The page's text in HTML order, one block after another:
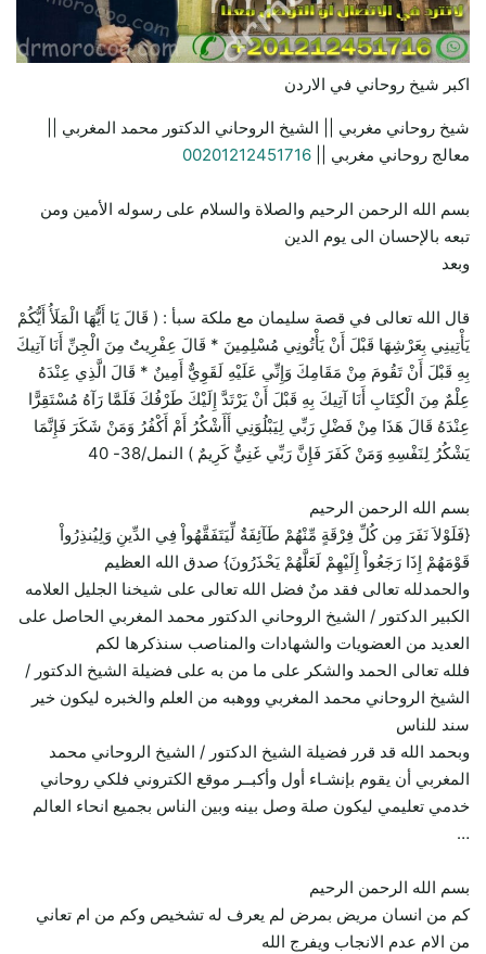
اكبر شيخ روحاني في الاردن
شيخ روحاني مغربي || الشيخ الروحاني الدكتور محمد المغربي ||
معالج روحاني مغربي || 00201212451716
بسم الله الرحمن الرحيم والصلاة والسلام على رسوله الأمين ومن
تبعه بالإحسان الى يوم الدين
وبعد
قال الله تعالى في قصة سليمان مع ملكة سبأ : ( قَالَ يَا أَيُّهَا الْمَلَأُ أَيُّكُمْ
يَأْتِينِي بِعَرْشِهَا قَبْلَ أَنْ يَأْتُونِي مُسْلِمِينَ * قَالَ عِفْرِيتٌ مِنَ الْجِنِّ أَنَا آتِيكَ
بِهِ قَبْلَ أَنْ تَقُومَ مِنْ مَقَامِكَ وَإِنِّي عَلَيْهِ لَقَوِيٌّ أَمِينٌ * قَالَ الَّذِي عِنْدَهُ
عِلْمٌ مِنَ الْكِتَابِ أَنَا آتِيكَ بِهِ قَبْلَ أَنْ يَرْتَدَّ إِلَيْكَ طَرْفُكَ فَلَمَّا رَآهُ مُسْتَقِرًّا
عِنْدَهُ قَالَ هَذَا مِنْ فَضْلِ رَبِّي لِيَبْلُوَنِي أَأَشْكُرُ أَمْ أَكْفُرُ وَمَنْ شَكَرَ فَإِنَّمَا
يَشْكُرُ لِنَفْسِهِ وَمَنْ كَفَرَ فَإِنَّ رَبِّي غَنِيٌّ كَرِيمٌ ) النمل/38- 40
بسم الله الرحمن الرحيم
{فَلَوْلاَ نَفَرَ مِن كُلِّ فِرْقَةٍ مِّنْهُمْ طَآئِفَةٌ لِّيَتَفَقَّهُواْ فِي الدِّينِ وَلِيُنذِرُواْ
قَوْمَهُمْ إِذَا رَجَعُواْ إِلَيْهِمْ لَعَلَّهُمْ يَحْذَرُونَ} صدق الله العظيم
والحمدلله تعالى فقد منٌ فضل الله تعالى على شيخنا الجليل العلامه
الكبير الدكتور / الشيخ الروحاني الدكتور محمد المغربي الحاصل على
العديد من العضويات والشهادات والمناصب سنذكرها لكم
فلله تعالى الحمد والشكر على ما من به على فضيلة الشيخ الدكتور /
الشيخ الروحاني محمد المغربي ووهبه من العلم والخبره ليكون خير
سند للناس
وبحمد الله قد قرر فضيلة الشيخ الدكتور / الشيخ الروحاني محمد
المغربي أن يقوم بإنشـاء أول وأكبــر موقع الكتروني فلكي روحاني
خدمي تعليمي ليكون صلة وصل بينه وبين الناس بجميع انحاء العالم
…
بسم الله الرحمن الرحيم
كم من انسان مريض بمرض لم يعرف له تشخيص وكم من ام تعاني
من الام عدم الانجاب ويفرج الله